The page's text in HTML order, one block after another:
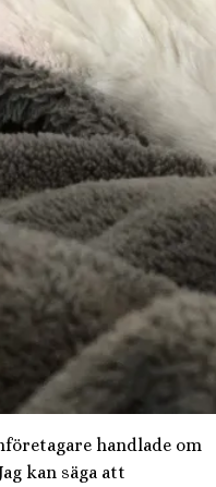
handlade om
kan säga att